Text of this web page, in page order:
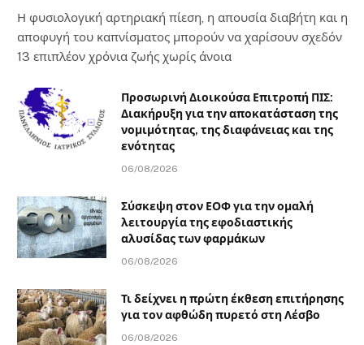
Η φυσιολογική αρτηριακή πίεση, η απουσία διαβήτη και η
αποφυγή του καπνίσματος μπορούν να χαρίσουν σχεδόν
13 επιπλέον χρόνια ζωής χωρίς άνοια
Προσωρινή Διοικούσα Επιτροπή ΠΙΣ:
Διακήρυξη για την αποκατάσταση της
νομιμότητας, της διαφάνειας και της
ενότητας
06/08/2026
Σύσκεψη στον ΕΟΦ για την ομαλή
λειτουργία της εφοδιαστικής
αλυσίδας των φαρμάκων
06/08/2026
Τι δείχνει η πρώτη έκθεση επιτήρησης
για τον αφθώδη πυρετό στη Λέσβο
06/08/2026